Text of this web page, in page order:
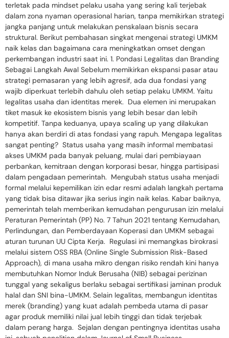
terletak pada mindset pelaku usaha yang sering kali terjebak
dalam zona nyaman operasional harian, tanpa memikirkan strategi
jangka panjang untuk melakukan penskalaan bisnis secara
struktural. Berikut pembahasan singkat mengenai strategi UMKM
naik kelas dan bagaimana cara meningkatkan omset dengan
perkembangan industri saat ini. 1. Pondasi Legalitas dan Branding
Sebagai Langkah Awal Sebelum memikirkan ekspansi pasar atau
strategi pemasaran yang lebih agresif, ada dua fondasi yang
wajib diperkuat terlebih dahulu oleh setiap pelaku UMKM. Yaitu
legalitas usaha dan identitas merek. Dua elemen ini merupakan
tiket masuk ke ekosistem bisnis yang lebih besar dan lebih
kompetitif. Tanpa keduanya, upaya scaling up yang dilakukan
hanya akan berdiri di atas fondasi yang rapuh. Mengapa legalitas
sangat penting? Status usaha yang masih informal membatasi
akses UMKM pada banyak peluang, mulai dari pembiayaan
perbankan, kemitraan dengan korporasi besar, hingga partisipasi
dalam pengadaan pemerintah. Mengubah status usaha menjadi
formal melalui kepemilikan izin edar resmi adalah langkah pertama
yang tidak bisa ditawar jika serius ingin naik kelas. Kabar baiknya,
pemerintah telah memberikan kemudahan pengurusan izin melalui
Peraturan Pemerintah (PP) No. 7 Tahun 2021 tentang Kemudahan,
Perlindungan, dan Pemberdayaan Koperasi dan UMKM sebagai
aturan turunan UU Cipta Kerja. Regulasi ini memangkas birokrasi
melalui sistem OSS RBA (Online Single Submission Risk-Based
Approach), di mana usaha mikro dengan risiko rendah kini hanya
membutuhkan Nomor Induk Berusaha (NIB) sebagai perizinan
tunggal yang sekaligus berlaku sebagai sertifikasi jaminan produk
halal dan SNI bina-UMKM. Selain legalitas, membangun identitas
merek (branding) yang kuat adalah pembeda utama di pasar
agar produk memiliki nilai jual lebih tinggi dan tidak terjebak
dalam perang harga. Sejalan dengan pentingnya identitas usaha